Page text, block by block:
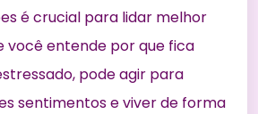
é crucial para lidar melhor
você entende por que fica
pode agir para
sentimentos e viver de forma